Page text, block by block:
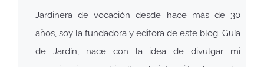
Jardinera de vocación desde hace más de 30
años, soy la fundadora y editora de este blog. Guía
de Jardín, nace con la idea de divulgar mi